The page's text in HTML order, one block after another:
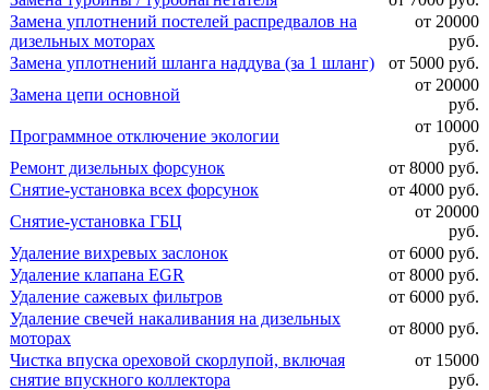
Замена уплотнений постелей распредвалов на
дизельных моторах
от 20000
руб.
Замена уплотнений шланга наддува (за 1 шланг)
от 5000 руб.
Замена цепи основной
от 20000
руб.
Программное отключение экологии
от 10000
руб.
Ремонт дизельных форсунок
от 8000 руб.
Снятие-установка всех форсунок
от 4000 руб.
Снятие-установка ГБЦ
от 20000
руб.
Удаление вихревых заслонок
от 6000 руб.
Удаление клапана EGR
от 8000 руб.
Удаление сажевых фильтров
от 6000 руб.
Удаление свечей накаливания на дизельных
моторах
от 8000 руб.
Чистка впуска ореховой скорлупой, включая
снятие впускного коллектора
от 15000
руб.